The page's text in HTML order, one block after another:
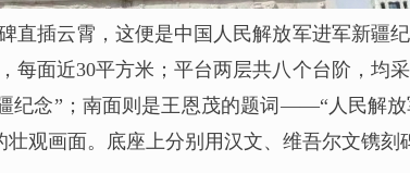
插云霄，这便是中国人民解放军进军新疆
每面近30平方米；平台两层共八个台阶，均
念”；南面则是王恩茂的题词——“人民解
观画面。底座上分别用汉文、维吾尔文镌刻